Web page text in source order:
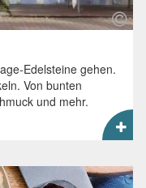
Edelsteine gehen.
Von bunten
und mehr.